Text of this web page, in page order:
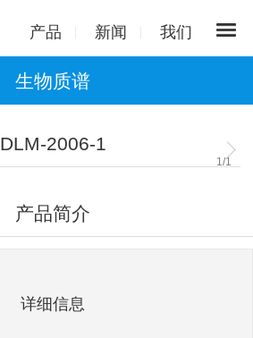
产品 新闻 我们
生物质谱
DLM-2006-1
1 /1
产品简介
详细信息